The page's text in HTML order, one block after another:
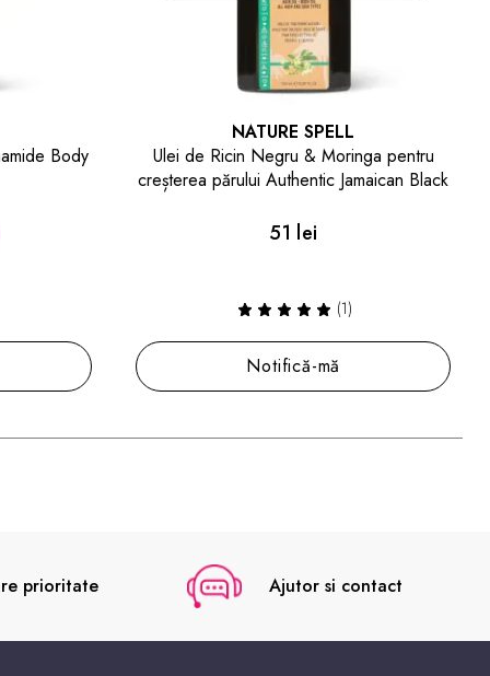
pentru
Black
NATURE SPELL
Ser pentru reglarea sebumului Scalp
Serum For Oily Scalp
28.70 lei
Adaugă în coș
prioritate Ajutor si contact